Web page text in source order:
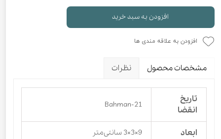
افزودن به سبد خرید
افزودن به علاقه مندی ها
مشخصات محصول نظرات
تاریخ
انقضا
Bahman-21
ابعاد 9×3×3 سانتی‌متر